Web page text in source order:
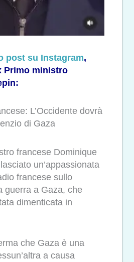
post su Instagram,
Primo ministro
L’Occidente dovrà
di Gaza
francese Dominique
un’appassionata
francese sullo
guerra a Gaza, che
dimenticata in
che Gaza è una
a causa